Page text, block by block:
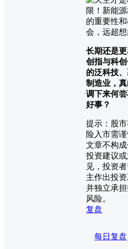
长期还是
创指与科
的泛科技
制造业，真
调下来何
好事？
提示：股
险入市需谨
文章不构
投资建议
见，投资
主作出投
并独立承
风险。
复盘
每日复盘